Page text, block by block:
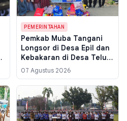
PEMERINTAHAN
Pemkab Muba Tangani
Longsor di Desa Epil dan
Kebakaran di Desa Teluk,
10 Rumah Terdampak dan
Relokasi Disiapkan
07 Agustus 2026